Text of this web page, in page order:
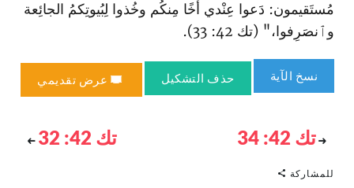
مُستَقيمون: دَعوا عِنْدي أَخًا مِنكُم وخُذوا لِبُيوتِكمُ الجائِعة
وٱنصَرِفوا،" (تك 42: 33).
نسخ الآية حذف التشكيل عرض تقديمي
تك 42: 34 تك 42: 32
للمشاركة